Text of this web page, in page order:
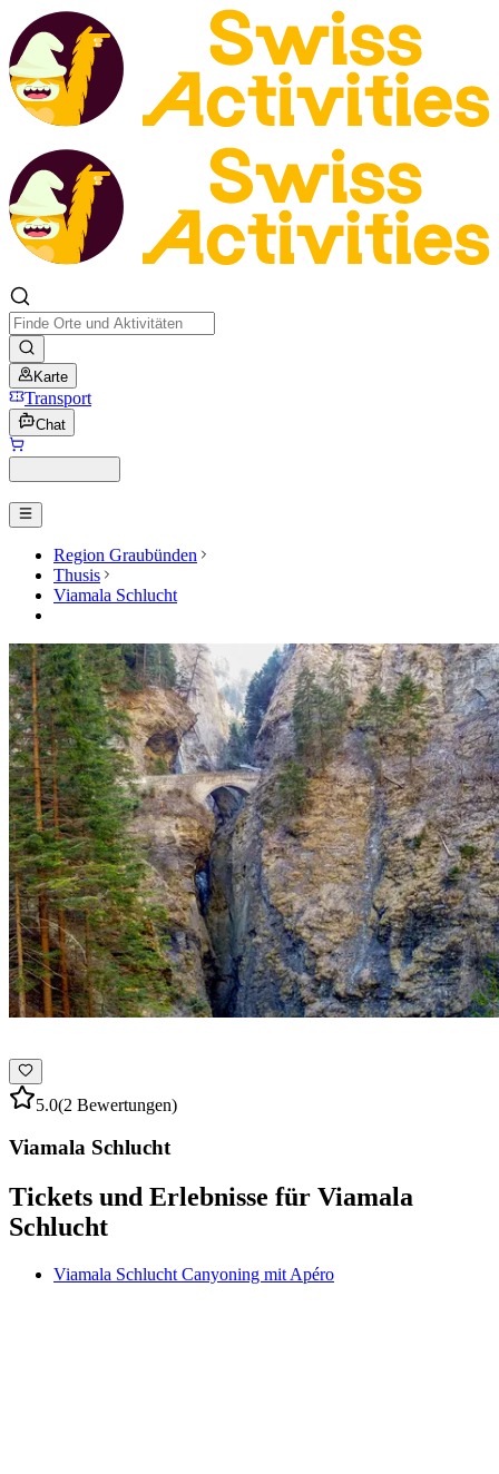
Karte
Transport
Chat
Region Graubünden
Thusis
Viamala Schlucht
5.0(2 Bewertungen)
Viamala Schlucht
Tickets und Erlebnisse für Viamala
Schlucht
Viamala Schlucht Canyoning mit Apéro